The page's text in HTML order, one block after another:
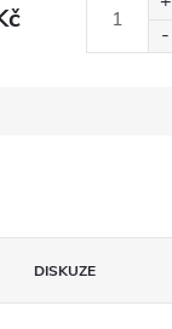
DISKUZE